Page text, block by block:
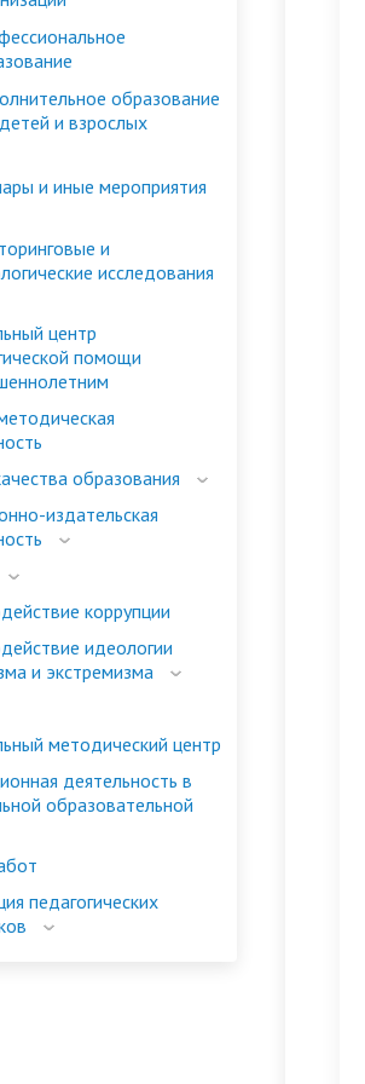
образование
и взрослых
и иные мероприятия
и
исследования
центр
помощи
образования
издательская
коррупции
идеологии
и экстремизма
методический центр
деятельность в
образовательной
педагогических